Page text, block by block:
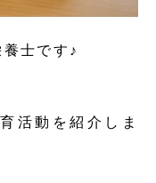
士です♪
活動を紹介しま